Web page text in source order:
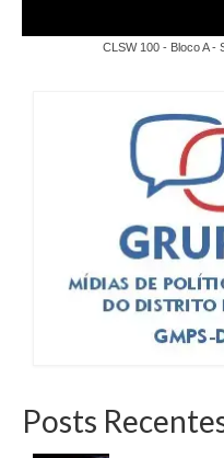
CLSW 100 - Bloco A -
Posts